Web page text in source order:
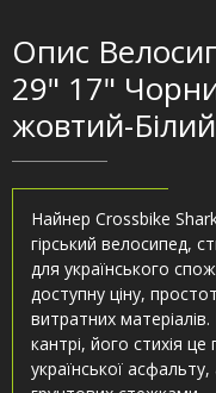
Опис
29" 17"
жовтий-Білий
Найнер Crossbike
гірський велосипед,
для українського
доступну ціну,
витратних
кантрі, його стихія
української